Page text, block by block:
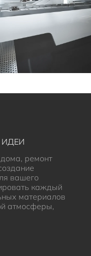
ремонт
вашего
каждый
материалов
атмосферы,